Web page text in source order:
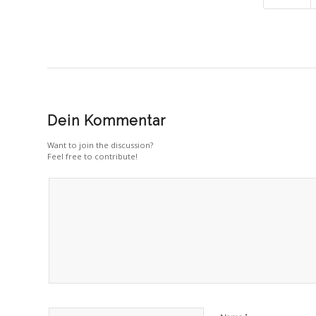
Dein Kommentar
Want to join the discussion?
Feel free to contribute!